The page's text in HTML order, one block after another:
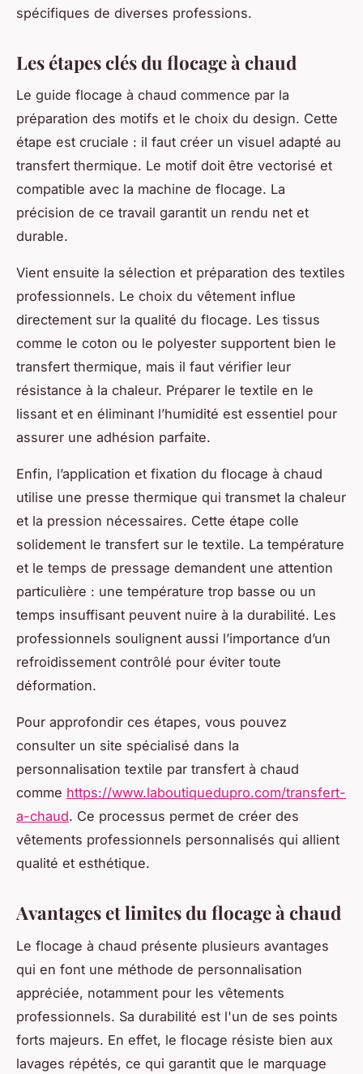
spécifiques de diverses professions.
Les étapes clés du flocage à chaud
Le guide flocage à chaud commence par la
préparation des motifs et le choix du design. Cette
étape est cruciale : il faut créer un visuel adapté au
transfert thermique. Le motif doit être vectorisé et
compatible avec la machine de flocage. La
précision de ce travail garantit un rendu net et
durable.
Vient ensuite la sélection et préparation des textiles
professionnels. Le choix du vêtement influe
directement sur la qualité du flocage. Les tissus
comme le coton ou le polyester supportent bien le
transfert thermique, mais il faut vérifier leur
résistance à la chaleur. Préparer le textile en le
lissant et en éliminant l’humidité est essentiel pour
assurer une adhésion parfaite.
Enfin, l’application et fixation du flocage à chaud
utilise une presse thermique qui transmet la chaleur
et la pression nécessaires. Cette étape colle
solidement le transfert sur le textile. La température
et le temps de pressage demandent une attention
particulière : une température trop basse ou un
temps insuffisant peuvent nuire à la durabilité. Les
professionnels soulignent aussi l’importance d’un
refroidissement contrôlé pour éviter toute
déformation.
Pour approfondir ces étapes, vous pouvez
consulter un site spécialisé dans la
personnalisation textile par transfert à chaud
comme https://www.laboutiquedupro.com/transfert-
a-chaud. Ce processus permet de créer des
vêtements professionnels personnalisés qui allient
qualité et esthétique.
Avantages et limites du flocage à chaud
Le flocage à chaud présente plusieurs avantages
qui en font une méthode de personnalisation
appréciée, notamment pour les vêtements
professionnels. Sa durabilité est l'un de ses points
forts majeurs. En effet, le flocage résiste bien aux
lavages répétés, ce qui garantit que le marquage